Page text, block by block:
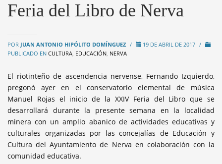
Feria del Libro de Nerva
POR JUAN ANTONIO HIPÓLITO DOMÍNGUEZ / 19 DE ABRIL DE 2017 /
PUBLICADO EN CULTURA, EDUCACIÓN, NERVA
El riotinteño de ascendencia nervense, Fernando Izquierdo,
pregonó ayer en el conservatorio elemental de música
Manuel Rojas el inicio de la XXIV Feria del Libro que se
desarrollará durante la presente semana en la localidad
minera con un amplio abanico de actividades educativas y
culturales organizadas por las concejalías de Educación y
Cultura del Ayuntamiento de Nerva en colaboración con la
comunidad educativa.